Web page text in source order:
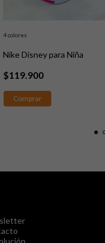
Nike Disney para Niña
$119.900
4 colores
Comprar